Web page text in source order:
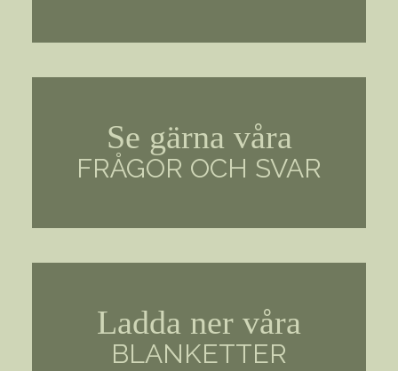
Se gärna våra
FRÅGOR OCH SVAR
Ladda ner våra
BLANKETTER